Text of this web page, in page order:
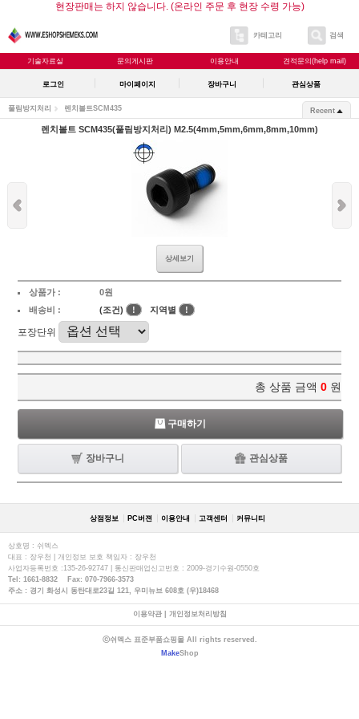
현장판매는 하지 않습니다. (온라인 주문 후 현장 수령 가능)
카테고리 검색
기술자료실 문의게시판 이용안내 견적문의(help mail)
로그인 마이페이지 장바구니 관심상품
풀림방지처리 렌치볼트SCM435 Recent
렌치볼트 SCM435(풀림방지처리) M2.5(4mm,5mm,6mm,8mm,10mm)
상세보기
상품가 :
0원
배송비 :
(조건) ! 지역별 !
포장단위
총 상품 금액 0 원
구매하기
장바구니 관심상품
상점정보 PC버젼 이용안내 고객센터 커뮤니티
상호명 : 쉬멕스
대표 : 장우천 | 개인정보 보호 책임자 : 장우천
사업자등록번호 :135-26-92747 | 통신판매업신고번호 : 2009-경기수원-0550호
Tel: 1661-8832 Fax: 070-7966-3573
주소 : 경기 화성시 동탄대로23길 121, 우미뉴브 608호 (우)18468
이용약관| 개인정보처리방침
ⓒ쉬멕스 표준부품쇼핑몰 All rights reserved.
MakeShop